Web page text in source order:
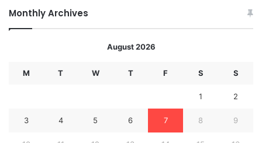
Monthly Archives
August 2026
M T W T F S S
1 2
3 4 5 6 7 8 9